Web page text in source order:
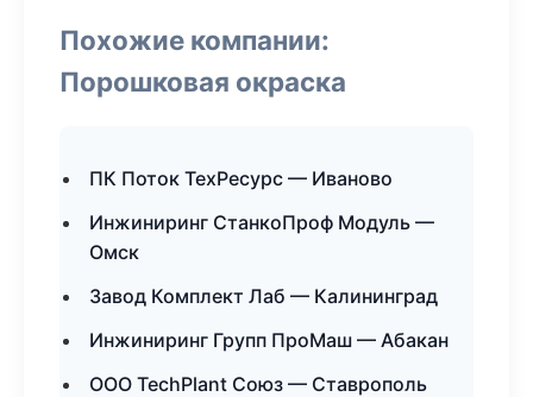
Похожие компании:
Порошковая окраска
ПК Поток ТехРесурс — Иваново
Инжиниринг СтанкоПроф Модуль —
Омск
Завод Комплект Лаб — Калининград
Инжиниринг Групп ПроМаш — Абакан
ООО TechPlant Союз — Ставрополь